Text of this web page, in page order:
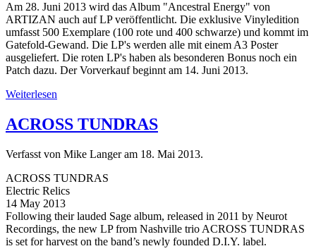
Am 28. Juni 2013 wird das Album "Ancestral Energy" von
ARTIZAN auch auf LP veröffentlicht. Die exklusive Vinyledition
umfasst 500 Exemplare (100 rote und 400 schwarze) und kommt im
Gatefold-Gewand. Die LP's werden alle mit einem A3 Poster
ausgeliefert. Die roten LP's haben als besonderen Bonus noch ein
Patch dazu. Der Vorverkauf beginnt am 14. Juni 2013.
Weiterlesen
ACROSS TUNDRAS
Verfasst von Mike Langer am 18. Mai 2013.
ACROSS TUNDRAS
Electric Relics
14 May 2013
Following their lauded Sage album, released in 2011 by Neurot
Recordings, the new LP from Nashville trio ACROSS TUNDRAS
is set for harvest on the band’s newly founded D.I.Y. label.